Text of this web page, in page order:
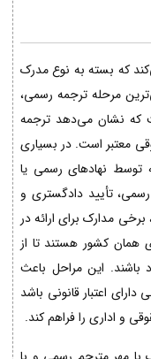
که بسته به نوع مدرک
مرحله ترجمه رسمی،
که نشان می‌دهد ترجمه
معتبر است. در بسیاری
توسط نهادهای رسمی یا
تأیید دادگستری و
برخی مدارک برای ارائه در
همان کشور هستند تا از
باشند. این مراحل باعث
اعتبار قانونی باشد
و اداری را فراهم کند.